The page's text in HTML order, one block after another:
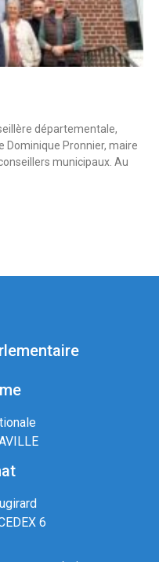
départementale,
Dominique Pronnier, maire
municipaux. Au
6